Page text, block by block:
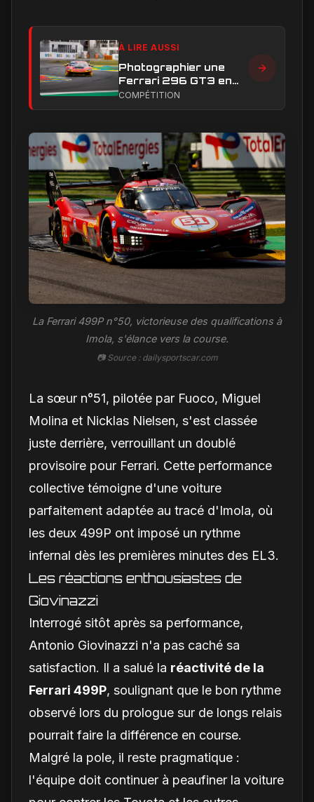
À LIRE AUSSI
Photographier une
Ferrari 296 GT3 en
action : construire une
COMPÉTITION
La Ferrari 499P n°50, victorieuse des qualifications à
Imola, s'élance vers la course.
📷 Source : dailysportscar.com
La sœur n°51, pilotée par Fuoco, Miguel
Molina et Nicklas Nielsen, s'est classée
juste derrière, verrouillant un doublé
provisoire pour Ferrari. Cette performance
collective témoigne d'une voiture
parfaitement adaptée au tracé d'Imola, où
les deux 499P ont imposé un rythme
infernal dès les premières minutes des EL3.
Les réactions enthousiastes de
Giovinazzi
Interrogé sitôt après sa performance,
Antonio Giovinazzi n'a pas caché sa
satisfaction. Il a salué la réactivité de la
Ferrari 499P, soulignant que le bon rythme
observé lors du prologue sur de longs relais
pourrait faire la différence en course.
Malgré la pole, il reste pragmatique :
l'équipe doit continuer à peaufiner la voiture